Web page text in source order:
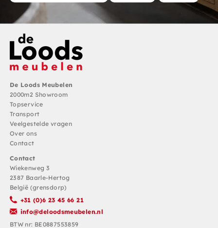
De Loods Meubelen
2000m2 Showroom
Topservice
Transport
Veelgestelde vragen
Over ons
Contact
Contact
Wiekenweg 3
2387 Baarle-Hertog
België (grensdorp)
+31 (0)6 23 45 66 21
info@deloodsmeubelen.nl
BTW nr: BE0887553859